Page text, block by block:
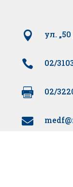
 ул.
 02/
 02/
